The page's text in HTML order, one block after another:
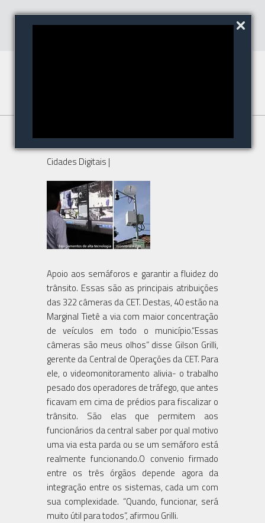
CET conta com 322 câmeras
Cidades Digitais |
Apoio aos semáforos e garantir a fluidez do
trânsito. Essas são as principais atribuições
das 322 câmeras da CET. Destas, 40 estão na
Marginal Tietê a via com maior concentração
de veículos em todo o município.“Essas
câmeras são meus olhos” disse Gilson Grilli,
gerente da Central de Operações da CET. Para
ele, o videomonitoramento alivia- o trabalho
pesado dos operadores de tráfego, que antes
ficavam em cima de prédios para fiscalizar o
trânsito. São elas que permitem aos
funcionários da central saber por qual motivo
uma via esta parda ou se um semáforo está
realmente funcionando.O convenio firmado
entre os três órgãos depende agora da
integração entre os sistemas, cada um com
sua complexidade. “Quando, funcionar, será
muito útil para todos”, afirmou Grilli.